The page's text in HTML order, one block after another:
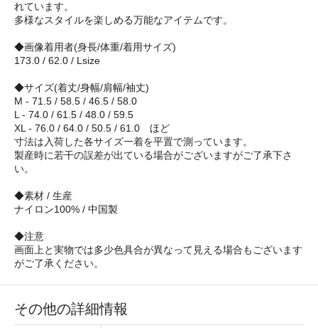
れています。
多様なスタイルを楽しめる万能なアイテムです。
◆画像着用者(身長/体重/着用サイズ)
173.0 / 62.0 / Lsize
◆サイズ(着丈/身幅/肩幅/袖丈)
M - 71.5 / 58.5 / 46.5 / 58.0
L - 74.0 / 61.5 / 48.0 / 59.5
XL - 76.0 / 64.0 / 50.5 / 61.0 ほど
寸法は入荷した各サイズ一着を平置で測っています。
製産時に若干の誤差が出ている場合がございますがご了承下さ
い。
◆素材 / 生産
ナイロン100% / 中国製
◆注意
画面上と実物では多少色具合が異なって見える場合もございます
がご了承ください。
その他の詳細情報